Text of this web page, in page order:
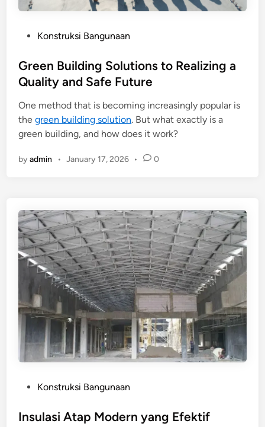
s
t
d
i
n
Konstruksi Bangunaan
Green Building Solutions to Realizing a
Quality and Safe Future
One method that is becoming increasingly popular is
thegreen building solution. But what exactly is a
green building, and how does it work?
byadmin • January 17, 2026 • 0
s
Konstruksi Bangunaan
Insulasi Atap Modern yang Efektif